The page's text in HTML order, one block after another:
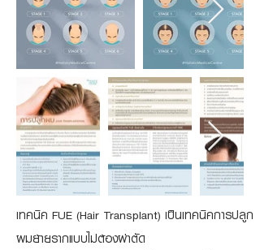
เทคนิค FUE (Hair Transplant) เป็นเทคนิคการปลูก
ผมย้ายรากแบบไม่ต้องผ่าตัด